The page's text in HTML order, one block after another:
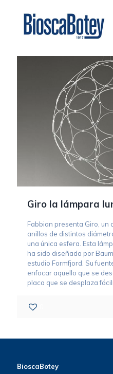
Giro la lámpara
Fabbian presenta Giro, un
anillos de distintos
una única esfera. Esta
ha sido diseñada por
estudio Formfjord. Su
enfocar aquello que se
placa que se desplaza
BioscaBotey